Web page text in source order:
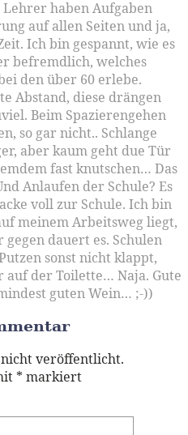
haben Aufgaben
auf allen Seiten und ja,
Ich bin gespannt, wie es
befremdlich, welches
den über 60 erlebe.
Abstand, diese drängen
Beim Spazierengehen
so gar nicht.. Schlange
aber kaum geht due Tür
fast knutschen… Das
Anlaufen der Schule? Es
voll zur Schule. Ich bin
meinem Arbeitsweg liegt,
dauert es. Schulen
sonst nicht klappt,
auf der Toilette… Naja. Gute
guten Wein… ;-))
veröffentlicht.
* markiert